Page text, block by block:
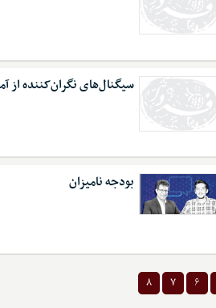
سیگنال‌های نگران‌کننده از
بودجه نامیزان
۶ ۷ ۸